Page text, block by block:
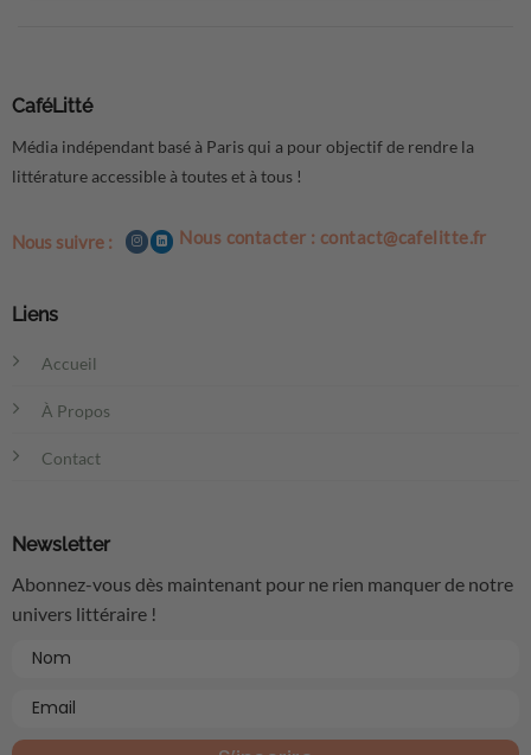
CaféLitté
Média indépendant basé à Paris qui a pour objectif de rendre la
littérature accessible à toutes et à tous !
Nous suivre : Nous contacter : contact@cafelitte.fr
Liens
Accueil
À Propos
Contact
Newsletter
Abonnez-vous dès maintenant pour ne rien manquer de notre
univers littéraire !